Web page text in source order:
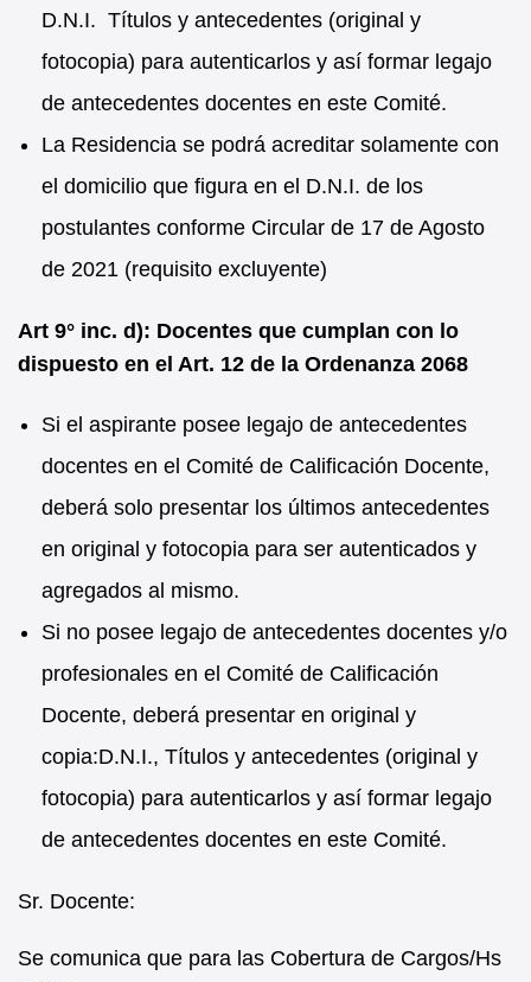
D.N.I. Títulos y antecedentes (original y
fotocopia) para autenticarlos y así formar legajo
de antecedentes docentes en este Comité.
La Residencia se podrá acreditar solamente con
el domicilio que figura en el D.N.I. de los
postulantes conforme Circular de 17 de Agosto
de 2021 (requisito excluyente)
Art 9° inc. d): Docentes que cumplan con lo
dispuesto en el Art. 12 de la Ordenanza 2068
Si el aspirante posee legajo de antecedentes
docentes en el Comité de Calificación Docente,
deberá solo presentar los últimos antecedentes
en original y fotocopia para ser autenticados y
agregados al mismo.
Si no posee legajo de antecedentes docentes y/o
profesionales en el Comité de Calificación
Docente, deberá presentar en original y
copia:D.N.I., Títulos y antecedentes (original y
fotocopia) para autenticarlos y así formar legajo
de antecedentes docentes en este Comité.
Sr. Docente:
Se comunica que para las Cobertura de Cargos/Hs